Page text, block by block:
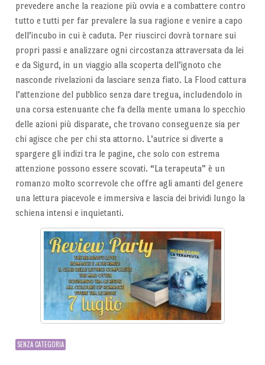
prevedere anche la reazione più ovvia e a combattere contro
tutto e tutti per far prevalere la sua ragione e venire a capo
dell’incubo in cui è caduta. Per riuscirci dovrà tornare sui
propri passi e analizzare ogni circostanza attraversata da lei
e da Sigurd, in un viaggio alla scoperta dell’ignoto che
nasconde rivelazioni da lasciare senza fiato. La Flood cattura
l’attenzione del pubblico senza dare tregua, includendolo in
una corsa estenuante che fa della mente umana lo specchio
delle azioni più disparate, che trovano conseguenze sia per
chi agisce che per chi sta attorno. L’autrice si diverte a
spargere gli indizi tra le pagine, che solo con estrema
attenzione possono essere scovati. “La terapeuta” è un
romanzo molto scorrevole che offre agli amanti del genere
una lettura piacevole e immersiva e lascia dei brividi lungo la
schiena intensi e inquietanti.
SENZA CATEGORIA